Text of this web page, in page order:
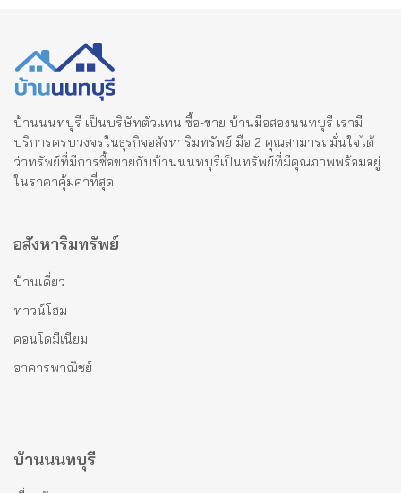
บ้านนนทบุรี เป็นบริษัทตัวแทน ซื้อ-ขาย บ้านมือสองนนทบุรี เรามี
บริการครบวงจรในธุรกิจอสังหาริมทรัพย์ มือ 2 คุณสามารถมั่นใจได้
ว่าทรัพย์ที่มีการซื้อขายกับบ้านนนทบุรีเป็นทรัพย์ที่มีคุณภาพพร้อมอยู่
ในราคาคุ้มค่าที่สุด
อสังหาริมทรัพย์
บ้านเดี่ยว
ทาวน์โฮม
คอนโดมีเนียม
อาคารพาณิชย์
บ้านนนทบุรี